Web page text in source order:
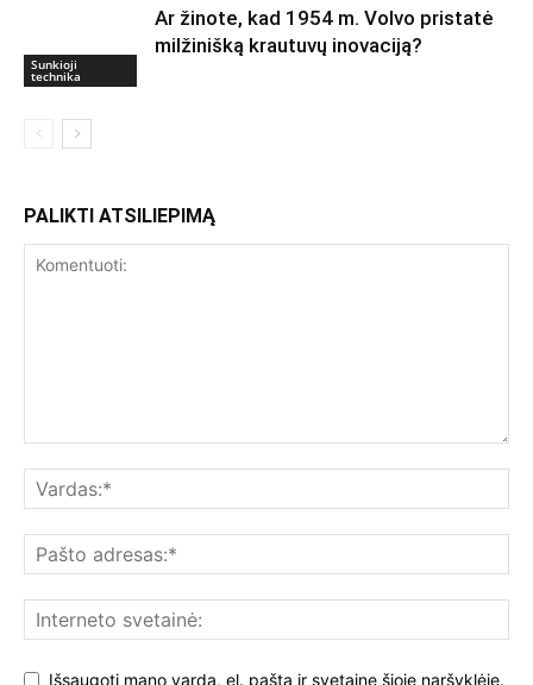
Sunkioji
technika
Ar žinote, kad 1954 m. Volvo pristatė
milžinišką krautuvų inovaciją?
PALIKTI ATSILIEPIMĄ
Išsaugoti mano vardą, el. paštą ir svetainę šioje naršyklėje.